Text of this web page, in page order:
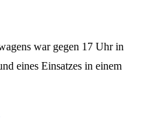
war gegen 17 Uhr in
eines Einsatzes in einem